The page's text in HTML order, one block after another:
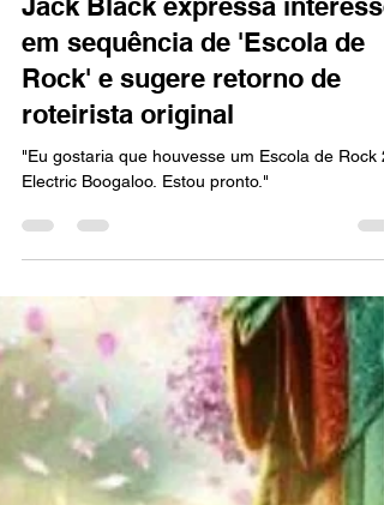
Marcello Almeida
22 de mar. de 2024
2 min de leitura
FILMES
Jack Black expressa interesse
em sequência de 'Escola de
Rock' e sugere retorno de
roteirista original
"Eu gostaria que houvesse um Escola de Rock
Electric Boogaloo. Estou pronto."